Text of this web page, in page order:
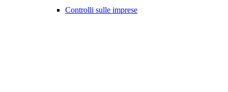
Controlli sulle imprese